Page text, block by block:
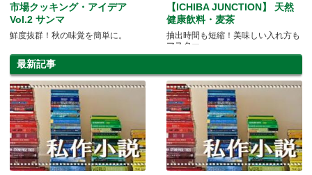
市場クッキング・アイデア
Vol.2 サンマ
鮮度抜群！秋の味覚を簡単に。
【ICHIBA JUNCTION】 天然
健康飲料・麦茶
抽出時間も短縮！美味しい入れ方も
マスター
最新記事